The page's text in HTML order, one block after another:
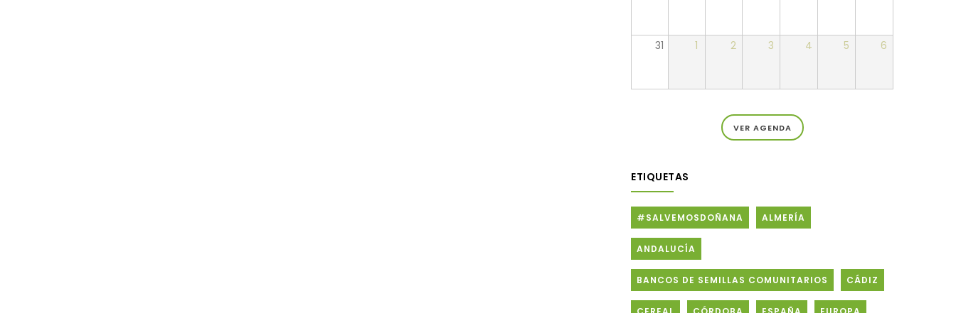
31 1 2 3 4 5 6
VER AGENDA
ETIQUETAS
#SALVEMOSDOÑANA ALMERÍA
ANDALUCÍA
BANCOS DE SEMILLAS COMUNITARIOS CÁDIZ